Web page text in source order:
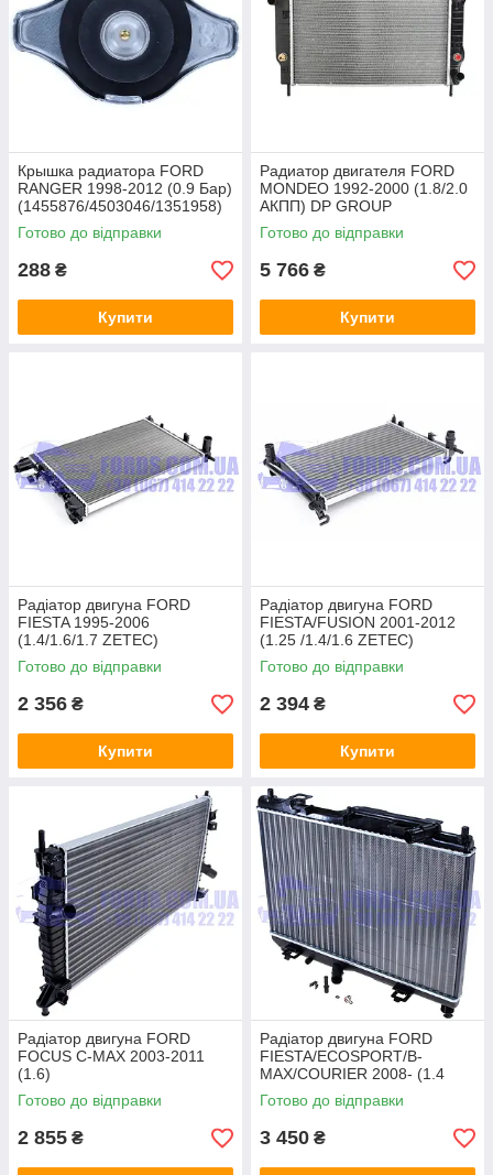
Крышка радиатора FORD
RANGER 1998-2012 (0.9 Бар)
(1455876/4503046/1351958)
VERNET
Готово до відправки
288 ₴
Купити
Радиатор двигателя FORD
MONDEO 1992-2000 (1.8/2.0
АКПП) DP GROUP
Готово до відправки
5 766 ₴
Купити
Радіатор двигуна FORD
FIESTA 1995-2006
(1.4/1.6/1.7 ZETEC)
(1098807/XS6H8005GA/D7G0
25TT) THERMOTEC
Готово до відправки
2 356 ₴
Купити
Радіатор двигуна FORD
FIESTA/FUSION 2001-2012
(1.25 /1.4/1.6 ZETEC)
(1325831/4S6H8005DA/D730
09TT) THERMOTEC
Готово до відправки
2 394 ₴
Купити
Радіатор двигуна FORD
FOCUS C-MAX 2003-2011
(1.6)
(1354177/3M5H8005RK/D7G0
02TT) THERMOTEC
Готово до відправки
2 855 ₴
Радіатор двигуна FORD
FIESTA/ECOSPORT/B-
MAX/COURIER 2008- (1.4
TDCI/1.5 TDCI/1.6 TDCI)
Готово до відправки
3 450 ₴